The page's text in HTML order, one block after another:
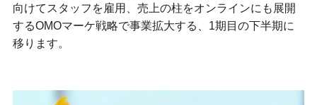
向けてスタッフを雇用、売上の柱をオンラインにも展開
するOMOマーケ戦略で事業拡大する、1期目の下半期に
移ります。